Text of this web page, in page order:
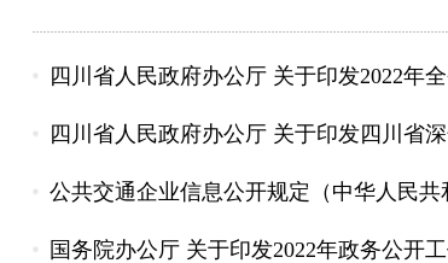
四川省人民政府办公厅 关于印发2022年
四川省人民政府办公厅 关于印发四川省
公共交通企业信息公开规定（中华人民共
国务院办公厅 关于印发2022年政务公开